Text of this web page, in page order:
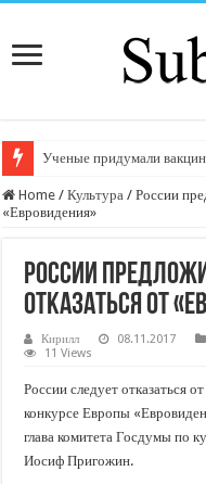
Ученые придумали
Home / Культура / России
«Евровидения»
России
отказаться от
Кирилл 08.11.2017
11 Views
России следует отказаться
конкурсе Европы
глава комитета Госдумы по
Иосиф Пригожин.